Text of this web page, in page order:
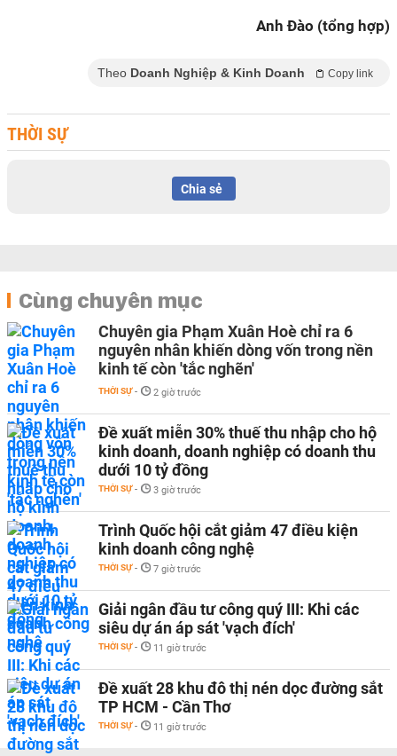
Anh Đào (tổng hợp)
Theo Doanh Nghiệp & Kinh Doanh Copy link
THỜI SỰ
Chia sẻ
Cùng chuyên mục
Chuyên gia Phạm Xuân Hoè chỉ ra 6
nguyên nhân khiến dòng vốn trong nền
kinh tế còn 'tắc nghẽn'
THỜI SỰ - 2 giờ trước
Đề xuất miễn 30% thuế thu nhập cho hộ
kinh doanh, doanh nghiệp có doanh thu
dưới 10 tỷ đồng
THỜI SỰ - 3 giờ trước
Trình Quốc hội cắt giảm 47 điều kiện
kinh doanh công nghệ
THỜI SỰ - 7 giờ trước
Giải ngân đầu tư công quý III: Khi các
siêu dự án áp sát 'vạch đích'
THỜI SỰ - 11 giờ trước
Đề xuất 28 khu đô thị nén dọc đường sắt
TP HCM - Cần Thơ
THỜI SỰ - 11 giờ trước